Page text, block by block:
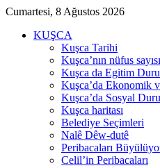
Cumartesi, 8 Ağustos 2026
KUŞCA
Kuşca Tarihi
Kuşca’nın nüfus sayısı
Kuşca da Egitim
Kuşca’da Ekonomik
Kuşca’da Sosyal
Kuşca haritası
Belediye Seçimleri
Nalê Dêw-dutê
Peribacaları
Celil’in Peribacaları